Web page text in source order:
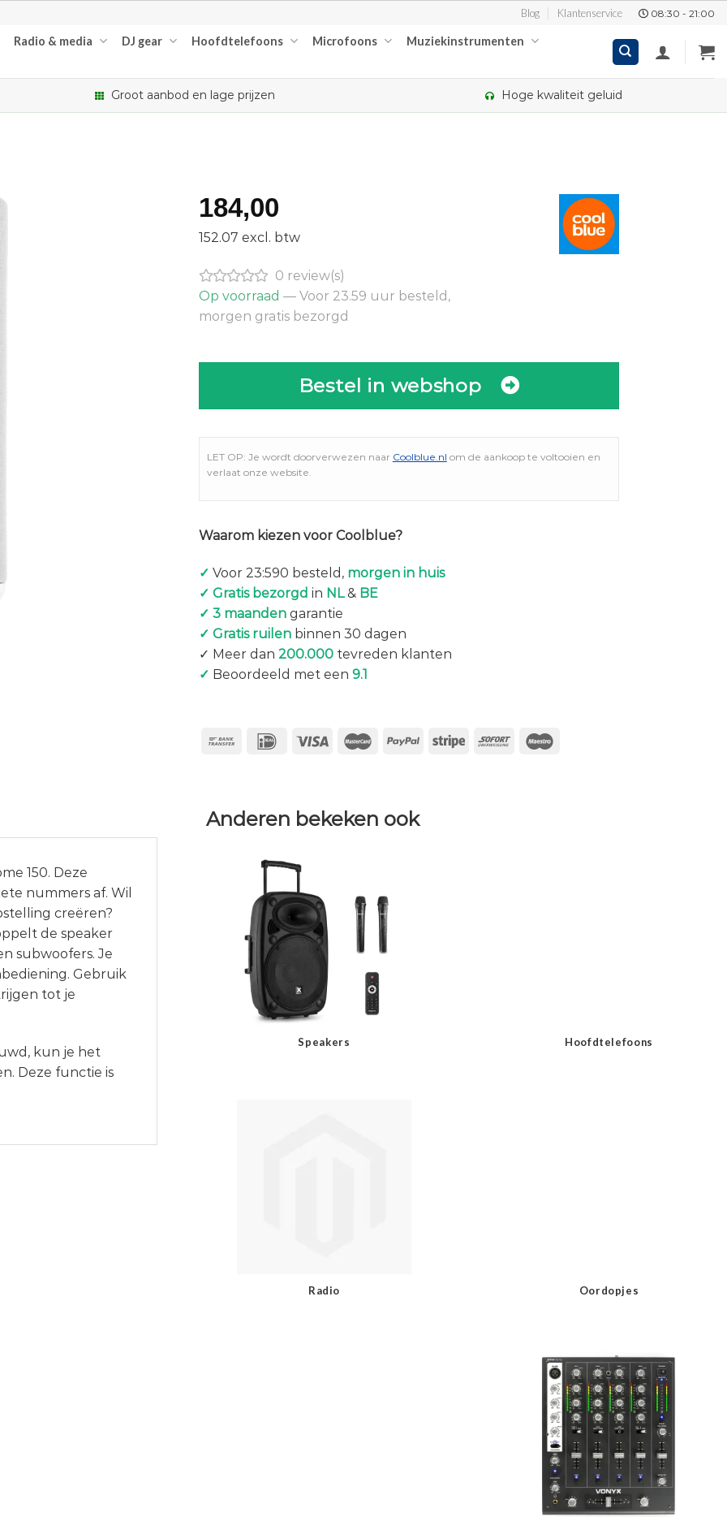
Blog Klantenservice 08:30 - 21:00
Radio & media DJ gear Hoofdtelefoons Microfoons Muziekinstrumenten
Groot aanbod en lage prijzen Hoge kwaliteit geluid
184,00
152.07 excl. btw
0 review(s)
Op voorraad — Voor 23.59 uur besteld,
morgen gratis bezorgd
Bestel in webshop
LET OP: Je wordt doorverwezen naar Coolblue.nl om de aankoop te voltooien en
verlaat onze website.
Waarom kiezen voor Coolblue?
✓ Voor 23:590 besteld, morgen in huis
✓ Gratis bezorgd in NL& BE
✓ 3 maanden garantie
✓ Gratis ruilenbinnen 30 dagen
✓ Meer dan 200.000tevreden klanten
✓ Beoordeeld met een 9.1
150. Deze
nummers af. Wil
creëren?
de speaker
subwoofers. Je
Gebruik
tot je
kun je het
Deze functie is
Anderen bekeken ook
Speakers Hoofdtelefoons
Radio Oordopjes